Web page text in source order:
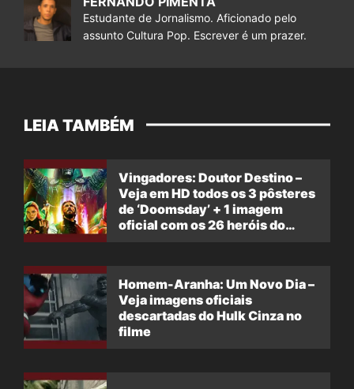
Estudante de Jornalismo. Aficionado pelo
assunto Cultura Pop. Escrever é um prazer.
LEIA TAMBÉM
Vingadores: Doutor Destino –
Veja em HD todos os 3 pôsteres
de ‘Doomsday’ + 1 imagem
oficial com os 26 heróis do
Homem-Aranha: Um Novo Dia –
Veja imagens oficiais
descartadas do Hulk Cinza no
filme